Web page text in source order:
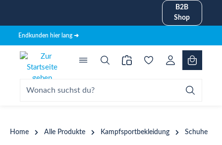
B2B
Shop
Endkunden hier lang ➜
Home Alle Produkte Kampfsportbekleidung Schuhe